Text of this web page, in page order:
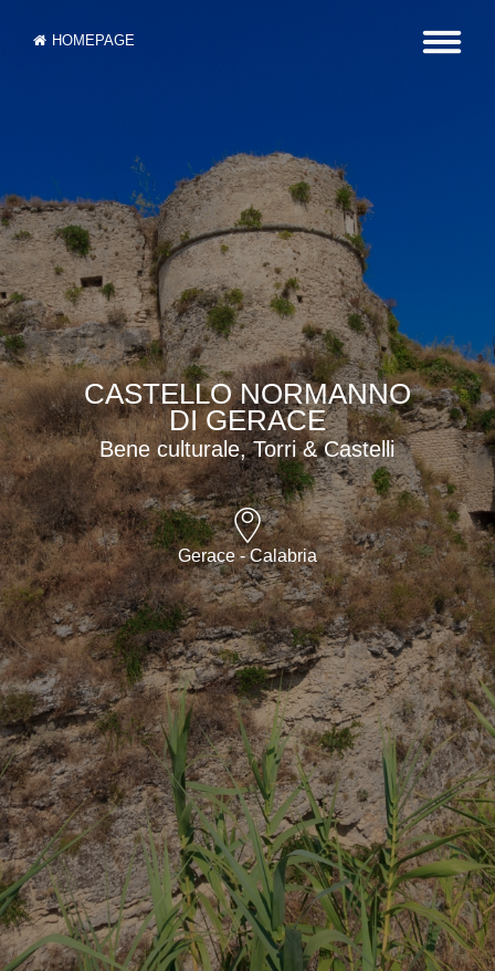
HOMEPAGE
CASTELLO NORMANNO
DI GERACE
Bene culturale, Torri & Castelli
Gerace - Calabria